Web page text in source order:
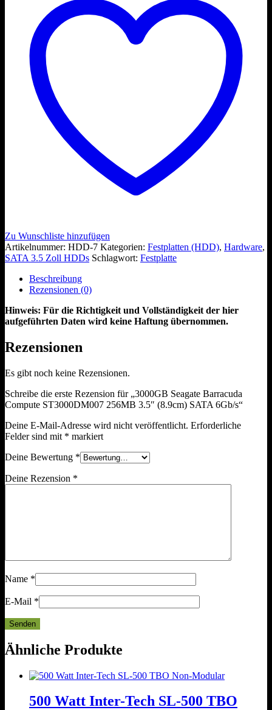
Zu Wunschliste hinzufügen
Artikelnummer: HDD-7 Kategorien: Festplatten (HDD), Hardware,
SATA 3.5 Zoll HDDs Schlagwort: Festplatte
Beschreibung
Rezensionen (0)
Hinweis: Für die Richtigkeit und Vollständigkeit der hier
aufgeführten Daten wird keine Haftung übernommen.
Rezensionen
Es gibt noch keine Rezensionen.
Schreibe die erste Rezension für „3000GB Seagate Barracuda
Compute ST3000DM007 256MB 3.5″ (8.9cm) SATA 6Gb/s“
Deine E-Mail-Adresse wird nicht veröffentlicht. Erforderliche
Felder sind mit * markiert
Deine Bewertung *
Deine Rezension *
Name *
E-Mail *
Ähnliche Produkte
500 Watt Inter-Tech SL-500 TBO